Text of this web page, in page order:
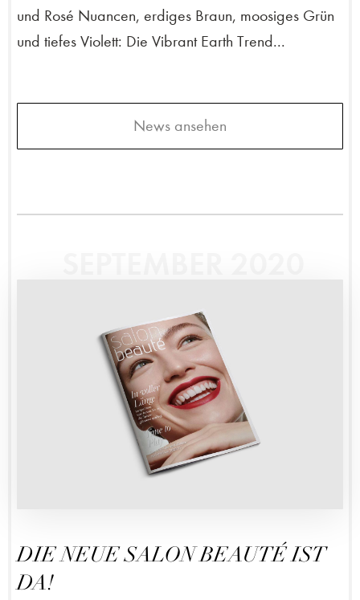
und Rosé Nuancen, erdiges Braun, moosiges Grün
und tiefes Violett: Die Vibrant Earth Trend...
News ansehen
DIE NEUE SALON BEAUTÉ IST
DA!